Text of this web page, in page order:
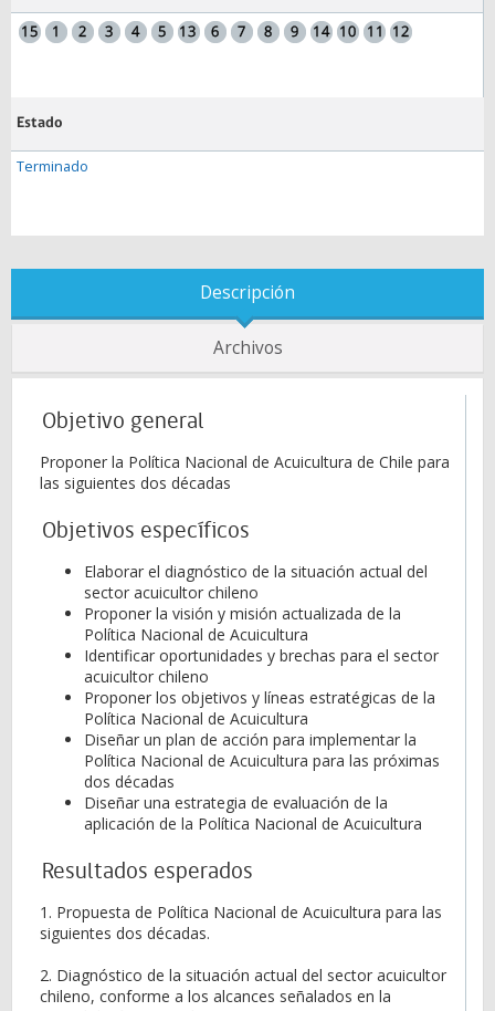
Estado
Terminado
Descripción
Archivos
Objetivo general
Proponer la Política Nacional de Acuicultura de Chile para
las siguientes dos décadas
Objetivos específicos
Elaborar el diagnóstico de la situación actual del
sector acuicultor chileno
Proponer la visión y misión actualizada de la
Política Nacional de Acuicultura
Identificar oportunidades y brechas para el sector
acuicultor chileno
Proponer los objetivos y líneas estratégicas de la
Política Nacional de Acuicultura
Diseñar un plan de acción para implementar la
Política Nacional de Acuicultura para las próximas
dos décadas
Diseñar una estrategia de evaluación de la
aplicación de la Política Nacional de Acuicultura
Resultados esperados
1. Propuesta de Política Nacional de Acuicultura para las
siguientes dos décadas.
2. Diagnóstico de la situación actual del sector acuicultor
chileno, conforme a los alcances señalados en la